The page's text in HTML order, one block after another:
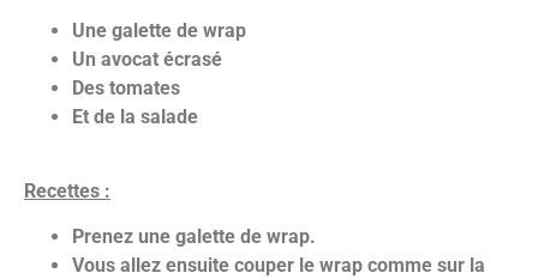
Une galette de wrap
Un avocat écrasé
Des tomates
Et de la salade
Recettes :
Prenez une galette de wrap.
Vous allez ensuite couper le wrap comme sur la